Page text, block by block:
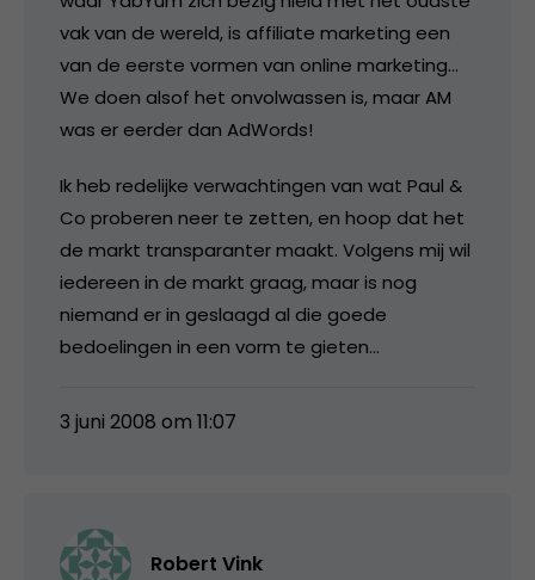
vak van de wereld, is affiliate marketing een
van de eerste vormen van online marketing…
We doen alsof het onvolwassen is, maar AM
was er eerder dan AdWords!
Ik heb redelijke verwachtingen van wat Paul &
Co proberen neer te zetten, en hoop dat het
de markt transparanter maakt. Volgens mij wil
iedereen in de markt graag, maar is nog
niemand er in geslaagd al die goede
bedoelingen in een vorm te gieten…
3 juni 2008 om 11:07
Robert Vink